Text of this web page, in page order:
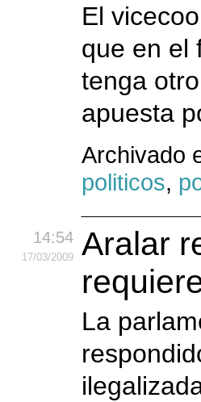
El
que en el
tenga
apuesta
Archivado
politicos,
14:54
17/03/2009
Aralar
La